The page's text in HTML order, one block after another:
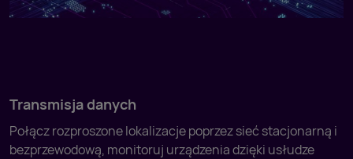
Transmisja danych
Połącz rozproszone lokalizacje poprzez sieć stacjonarną i
bezprzewodową, monitoruj urządzenia dzięki usłudze